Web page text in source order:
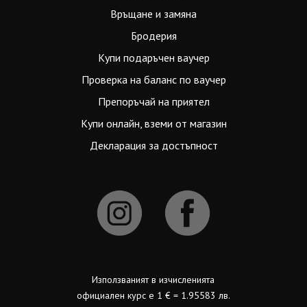
Връщане и замяна
Бродерия
Купи подаръчен ваучер
Проверка на баланс по ваучер
Препоръчай на приятел
Купи онлайн, вземи от магазин
Декларация за достъпност
Използваният в изчисленията
официален курс е 1 € = 1.95583 лв.